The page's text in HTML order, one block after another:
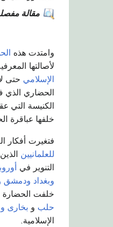
مقالة
وامتدت هذه
لأصالتها
الإسلامي حتى
الحضاري الذي
الكنيسة التي
خلفها عباقرة
فتغيرت أفكار
للعلمانيين
التنوير في
وبغداد ودمشق
خلفت الحضارة
حلب و بخارى
الإسلامية.